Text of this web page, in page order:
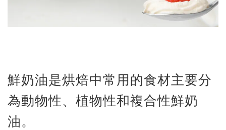
鮮奶油是烘焙中常用的食材主要分
為動物性、植物性和複合性鮮奶
油。